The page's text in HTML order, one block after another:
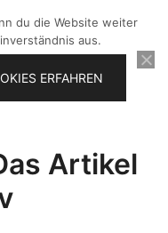
Artikel
du die Website weiter
aus.
ERFAHREN